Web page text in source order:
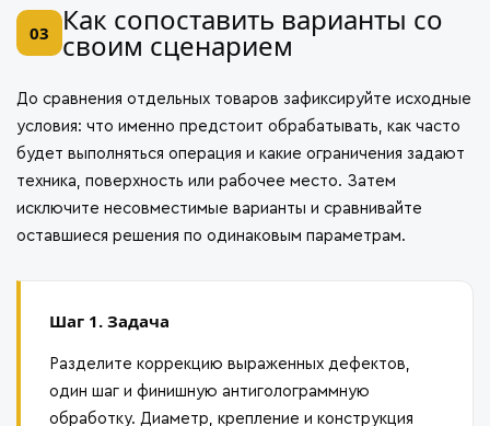
03 Как сопоставить варианты со
своим сценарием
До сравнения отдельных товаров зафиксируйте исходные
условия: что именно предстоит обрабатывать, как часто
будет выполняться операция и какие ограничения задают
техника, поверхность или рабочее место. Затем
исключите несовместимые варианты и сравнивайте
оставшиеся решения по одинаковым параметрам.
Шаг 1. Задача
Разделите коррекцию выраженных дефектов,
один шаг и финишную антиголограммную
обработку. Диаметр, крепление и конструкция